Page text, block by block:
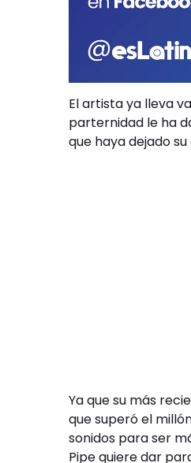
El artista ya lleva
parternidad le ha
que haya dejado
Ya que su más
que superó el
sonidos para ser
Pipe quiere dar